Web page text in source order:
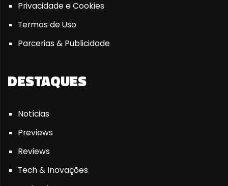
Privacidade e Cookies
Termos de Uso
Parcerias & Publicidade
DESTAQUES
Notícias
Previews
Reviews
Tech & Inovações